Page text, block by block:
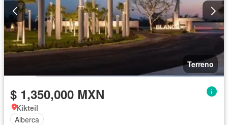
Terreno
$ 1,350,000 MXN
Kikteil
Alberca